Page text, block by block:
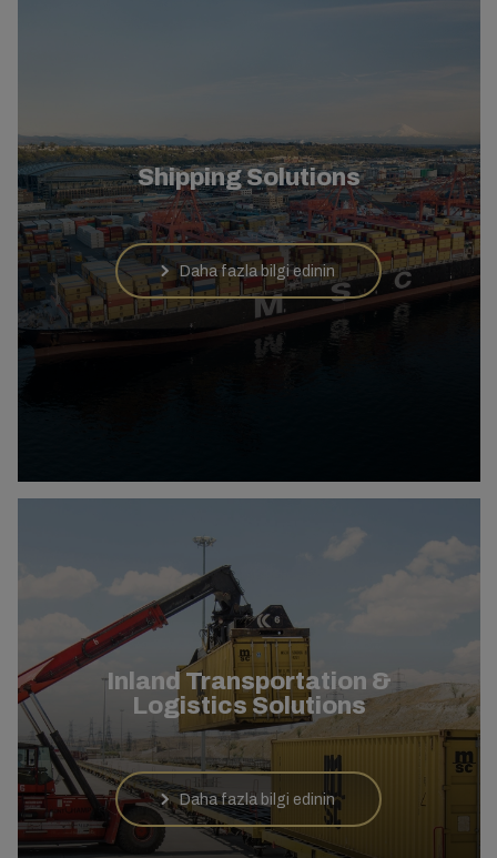
Shipping Solutions
Daha fazla bilgi edinin
Inland Transportation &
Logistics Solutions
Daha fazla bilgi edinin